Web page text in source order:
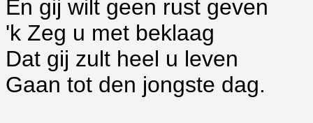
En gij wilt geen rust geven
'k Zeg u met beklaag
Dat gij zult heel u leven
Gaan tot den jongste dag.